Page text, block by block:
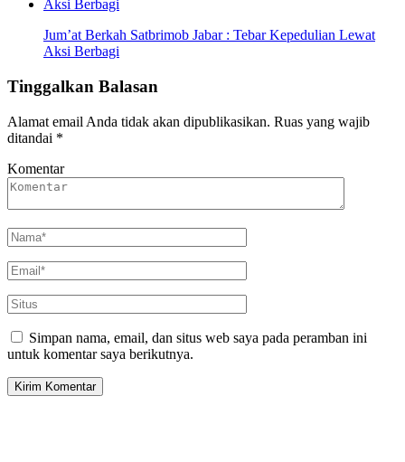
Jum’at Berkah Satbrimob Jabar : Tebar Kepedulian Lewat
Aksi Berbagi
Tinggalkan Balasan
Alamat email Anda tidak akan dipublikasikan. Ruas yang wajib
ditandai *
Komentar
Simpan nama, email, dan situs web saya pada peramban ini
untuk komentar saya berikutnya.